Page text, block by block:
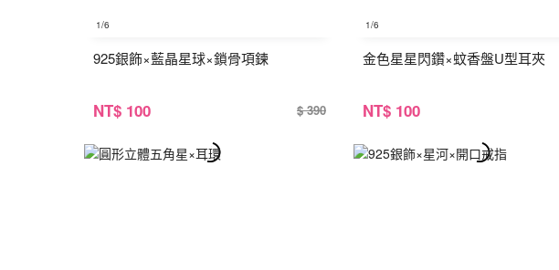
1/6
925銀飾×藍晶星球×鎖骨項鍊
NT$ 100 $ 390
1/6
金色星星閃鑽×蚊香盤U型耳夾
NT$ 100